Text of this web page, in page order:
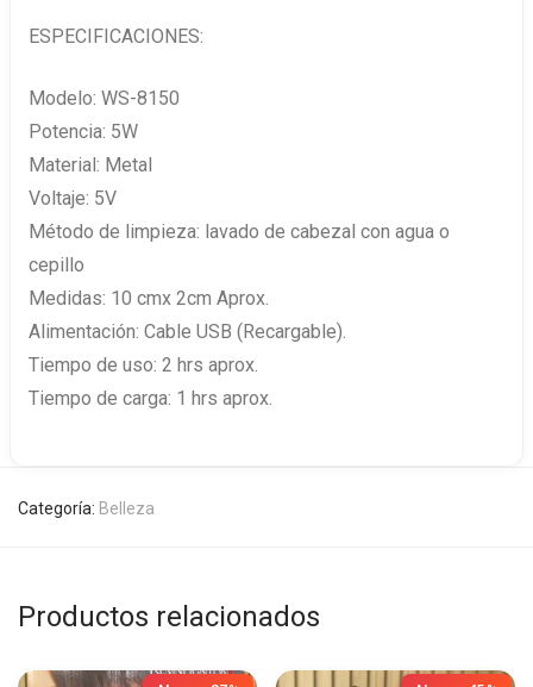
ESPECIFICACIONES:
Modelo: WS-8150
Potencia: 5W
Material: Metal
Voltaje: 5V
Método de limpieza: lavado de cabezal con agua o
cepillo
Medidas: 10 cmx 2cm Aprox.
Alimentación: Cable USB (Recargable).
Tiempo de uso: 2 hrs aprox.
Tiempo de carga: 1 hrs aprox.
Categoría: Belleza
Productos relacionados